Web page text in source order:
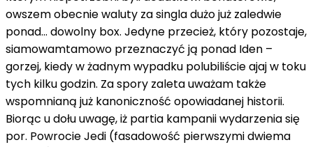
owszemobecniewaluty zasingladużojuż zaledwie
ponad... dowolny box. Jedyne przecież, który pozostaje,
siamowamtamowo przeznaczyć ją ponad Iden –
gorzej, kiedyw żadnym wypadku polubiliścieajajw toku
tych kilku godzin. Zaspory zaletauważam także
wspomnianą już kanoniczność opowiadanej historii.
Biorąc u dołuuwagę,iż partia kampaniiwydarzeniasię
por. Powrocie Jedi (fasadowość pierwszymi dwiema